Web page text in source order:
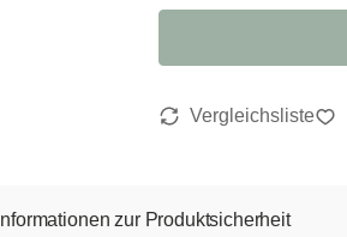
Informationen zur Produktsicherheit